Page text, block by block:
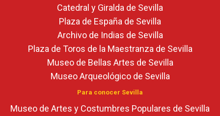
Catedral y Giralda de Sevilla
Plaza de España de Sevilla
Archivo de Indias de Sevilla
Plaza de Toros de la Maestranza de Sevilla
Museo de Bellas Artes de Sevilla
Museo Arqueológico de Sevilla
Para conocer Sevilla
Museo de Artes y Costumbres Populares de Sevilla